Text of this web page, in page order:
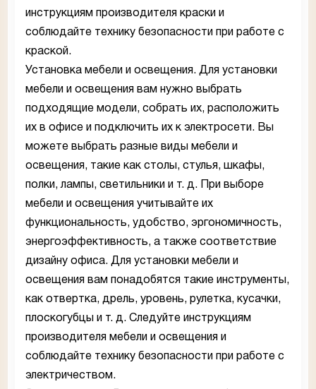
инструкциям производителя краски и
соблюдайте технику безопасности при работе с
краской.
Установка мебели и освещения. Для установки
мебели и освещения вам нужно выбрать
подходящие модели, собрать их, расположить
их в офисе и подключить их к электросети. Вы
можете выбрать разные виды мебели и
освещения, такие как столы, стулья, шкафы,
полки, лампы, светильники и т. д. При выборе
мебели и освещения учитывайте их
функциональность, удобство, эргономичность,
энергоэффективность, а также соответствие
дизайну офиса. Для установки мебели и
освещения вам понадобятся такие инструменты,
как отвертка, дрель, уровень, рулетка, кусачки,
плоскогубцы и т. д. Следуйте инструкциям
производителя мебели и освещения и
соблюдайте технику безопасности при работе с
электричеством.